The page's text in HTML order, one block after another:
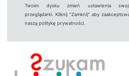
Twoim dysku zmień ustawienia
przeglądarki. Kliknij "Zamknij" aby
naszą politykę prywatności.